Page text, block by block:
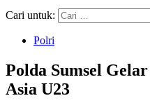
Cari untuk:
Polri
Polda Sumsel
Asia U23